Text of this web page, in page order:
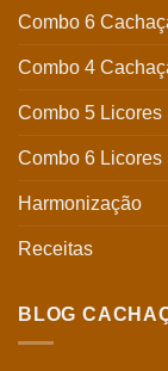
Combo 6
Combo 4
Combo 5 Licores
Combo 6 Licores
Harmonização
Receitas
BLOG